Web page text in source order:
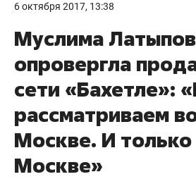
6 октября 2017, 13:38
Муслима
опровергла
сети «Бахетле»:
рассматриваем
Москве. И только
Москве»